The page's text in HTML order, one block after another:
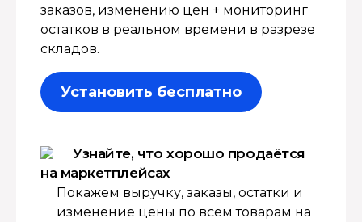
заказов, изменению цен + мониторинг
остатков в реальном времени в разрезе
складов.
Установить бесплатно
Узнайте, что хорошо продаётся
на маркетплейсах
Покажем выручку, заказы, остатки и
изменение цены по всем товарам на